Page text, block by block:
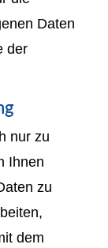
Daten
der
nur zu
Ihnen
zu
dem